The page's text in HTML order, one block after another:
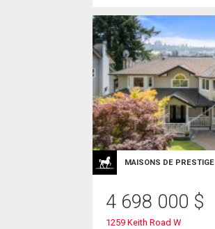
MAISONS DE PRESTIGE
4 698 000 $
1259 Keith Road W